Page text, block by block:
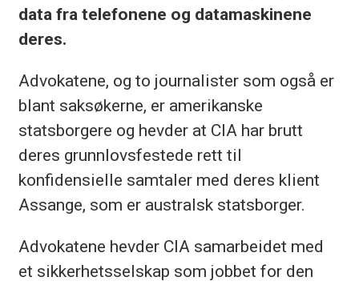
data fra telefonene og datamaskinene
deres.
Advokatene, og to journalister som også er
blant saksøkerne, er amerikanske
statsborgere og hevder at CIA har brutt
deres grunnlovsfestede rett til
konfidensielle samtaler med deres klient
Assange, som er australsk statsborger.
Advokatene hevder CIA samarbeidet med
et sikkerhetsselskap som jobbet for den